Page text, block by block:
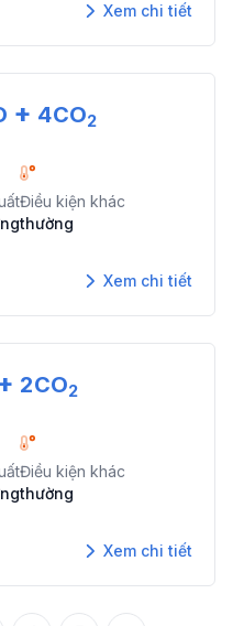
Xem chi tiết
+ 4CO2
Điều kiện khác
thường
Xem chi tiết
2CO2
Điều kiện khác
thường
Xem chi tiết